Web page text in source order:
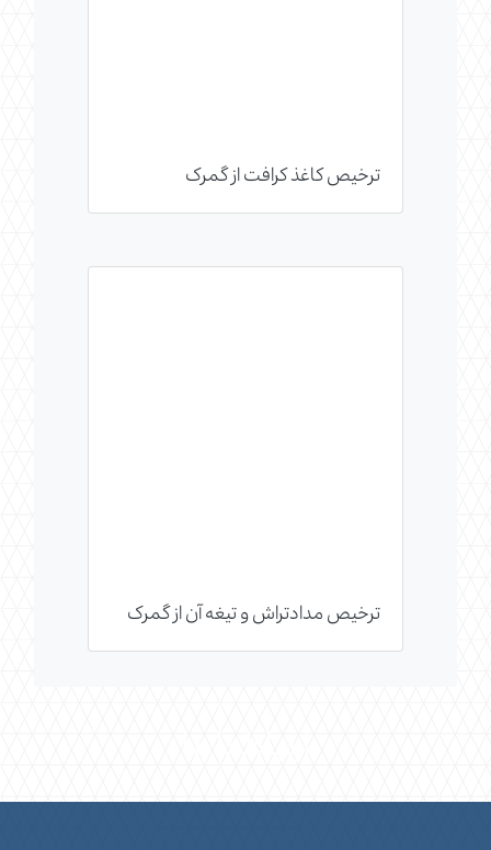
ترخیص کاغذ کرافت از گمرک
ترخیص مدادتراش و تیغه آن از گمرک